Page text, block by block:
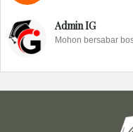
Admin IG
Mohon bersabar